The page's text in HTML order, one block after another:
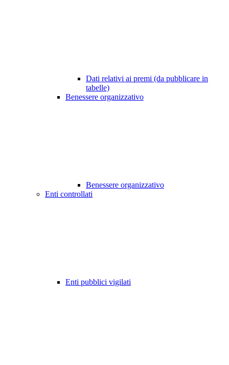
Dati relativi ai premi (da pubblicare in
tabelle)
Benessere organizzativo
Benessere organizzativo
Enti controllati
Enti pubblici vigilati